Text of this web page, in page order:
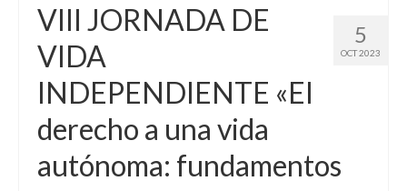
5
OCT 2023
VIII JORNADA DE
VIDA
INDEPENDIENTE «El
derecho a una vida
autónoma: fundamentos